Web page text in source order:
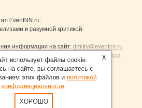
EventNN.ru:
и разумной критикой:
информации на сайт: dmitry@eventnn.ru
и политика конфиденциальности
сайтов Санкт-Петербург
X
использует файлы cookie.
на сайте, вы соглашаетесь с
этих файлов и политикой
конфиденциальности.
ХОРОШО